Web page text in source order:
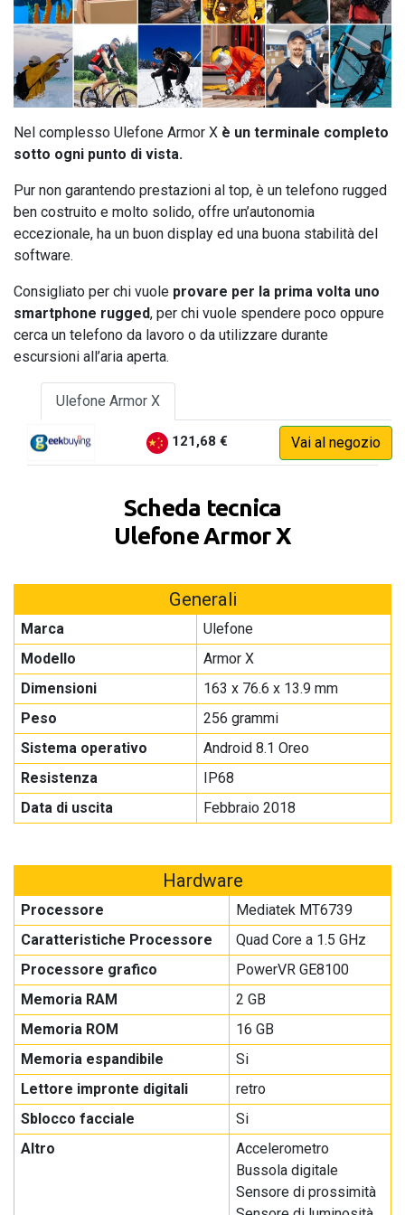
Nel complesso Ulefone Armor X è un terminale completo
sotto ogni punto di vista.
Pur non garantendo prestazioni al top, è un telefono rugged
ben costruito e molto solido, offre un’autonomia
eccezionale, ha un buon display ed una buona stabilità del
software.
Consigliato per chi vuole provare per la prima volta uno
smartphone rugged, per chi vuole spendere poco oppure
cerca un telefono da lavoro o da utilizzare durante
escursioni all’aria aperta.
Ulefone Armor X
121,68 € Vai al negozio
Scheda tecnica
Ulefone Armor X
Generali
Marca
Ulefone
Modello
Armor X
Dimensioni
163 x 76.6 x 13.9 mm
Peso
256 grammi
Sistema operativo
Android 8.1 Oreo
Resistenza
IP68
Data di uscita
Febbraio 2018
Hardware
Processore
Mediatek MT6739
Caratteristiche Processore
Quad Core a 1.5 GHz
Processore grafico
PowerVR GE8100
Memoria RAM
2 GB
Memoria ROM
16 GB
Memoria espandibile
Si
Lettore impronte digitali
retro
Sblocco facciale
Si
Altro
Accelerometro
Bussola digitale
Sensore di prossimità